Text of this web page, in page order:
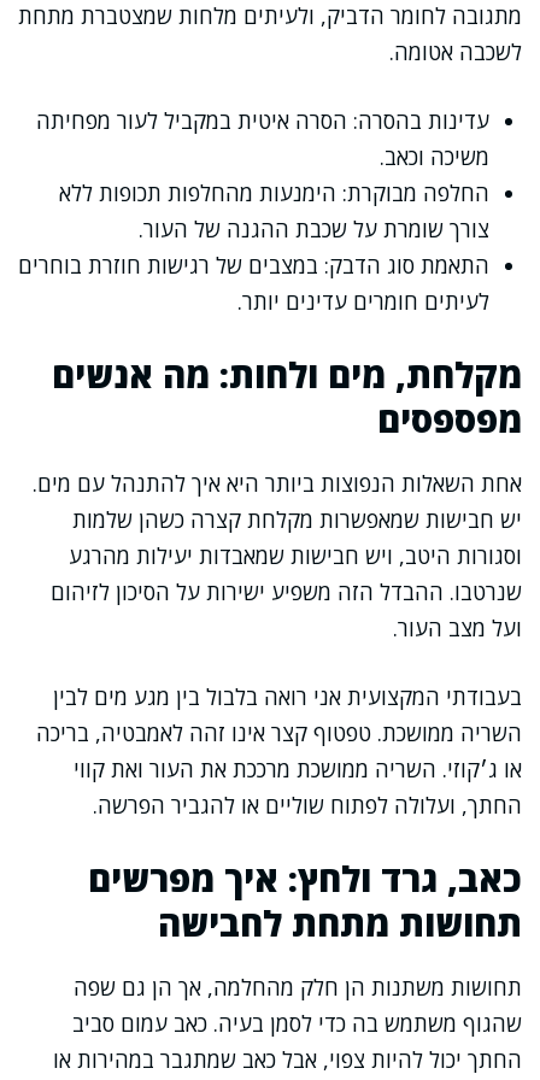
מתגובה לחומר הדביק, ולעיתים מלחות שמצטברת מתחת
לשכבה אטומה.
עדינות בהסרה: הסרה איטית במקביל לעור מפחיתה
משיכה וכאב.
החלפה מבוקרת: הימנעות מהחלפות תכופות ללא
צורך שומרת על שכבת ההגנה של העור.
התאמת סוג הדבק: במצבים של רגישות חוזרת בוחרים
לעיתים חומרים עדינים יותר.
מקלחת, מים ולחות: מה אנשים
מפספסים
אחת השאלות הנפוצות ביותר היא איך להתנהל עם מים.
יש חבישות שמאפשרות מקלחת קצרה כשהן שלמות
וסגורות היטב, ויש חבישות שמאבדות יעילות מהרגע
שנרטבו. ההבדל הזה משפיע ישירות על הסיכון לזיהום
ועל מצב העור.
בעבודתי המקצועית אני רואה בלבול בין מגע מים לבין
השריה ממושכת. טפטוף קצר אינו זהה לאמבטיה, בריכה
או ג׳קוזי. השריה ממושכת מרככת את העור ואת קווי
החתך, ועלולה לפתוח שוליים או להגביר הפרשה.
כאב, גרד ולחץ: איך מפרשים
תחושות מתחת לחבישה
תחושות משתנות הן חלק מהחלמה, אך הן גם שפה
שהגוף משתמש בה כדי לסמן בעיה. כאב עמום סביב
החתך יכול להיות צפוי, אבל כאב שמתגבר במהירות או